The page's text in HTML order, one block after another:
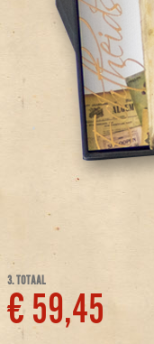
3. TOTAAL
€ 59,45